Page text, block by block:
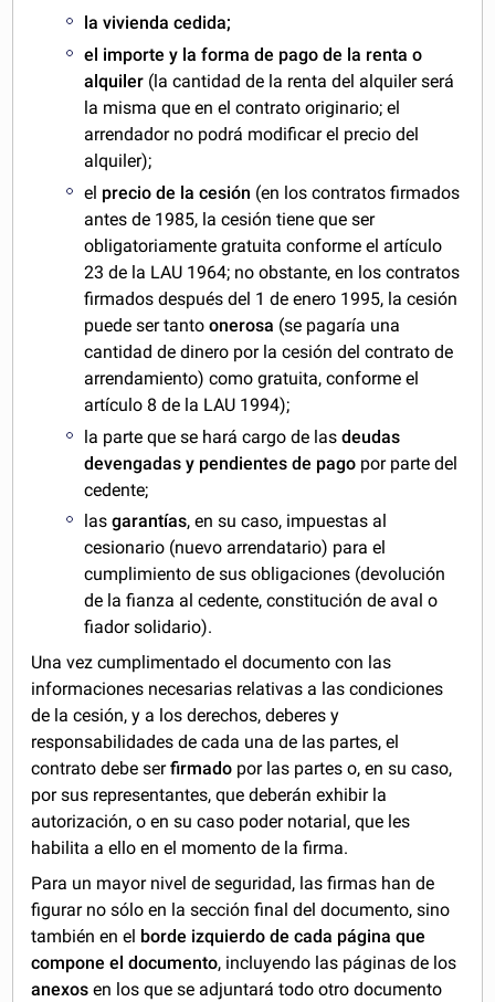
la vivienda cedida;
el importe y la forma de pago de la renta o
alquiler (la cantidad de la renta del alquiler será
la misma que en el contrato originario; el
arrendador no podrá modificar el precio del
alquiler);
el precio de la cesión (en los contratos firmados
antes de 1985, la cesión tiene que ser
obligatoriamente gratuita conforme el artículo
23 de la LAU 1964; no obstante, en los contratos
firmados después del 1 de enero 1995, la cesión
puede ser tantoonerosa (se pagaría una
cantidad de dinero por la cesión del contrato de
arrendamiento) como gratuita, conforme el
artículo 8 de la LAU 1994);
la parte que se hará cargo de lasdeudas
devengadas y pendientes de pago por parte del
cedente;
lasgarantías, en su caso, impuestas al
cesionario (nuevo arrendatario) para el
cumplimiento de sus obligaciones (devolución
de la fianza al cedente, constitución de aval o
fiador solidario).
Una vez cumplimentado el documento con las
informaciones necesarias relativas a las condiciones
de la cesión, y a los derechos, deberes y
responsabilidades de cada una de las partes, el
contrato debe serfirmado por las partes o, en su caso,
por sus representantes, que deberán exhibir la
autorización, o en su caso poder notarial, que les
habilita a ello en el momento de la firma.
Para un mayor nivel de seguridad, las firmas han de
figurar no sólo en la sección final del documento, sino
también en el borde izquierdo de cada página que
compone el documento, incluyendo las páginas de los
anexos en los que se adjuntará todo otro documento